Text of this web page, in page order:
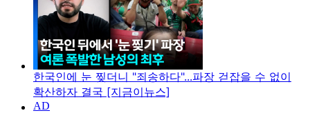
한국인에 눈 찢더니 "죄송하다"...파장 걷잡을 수 없이
확산하자 결국 [지금이뉴스]